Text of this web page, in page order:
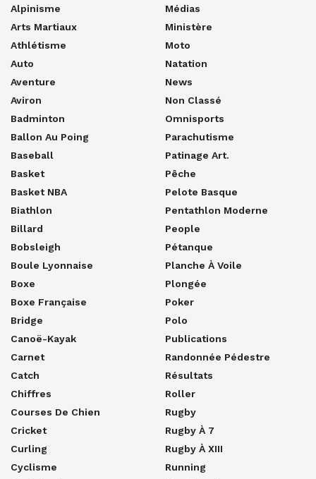
Alpinisme
Arts Martiaux
Athlétisme
Auto
Aventure
Aviron
Badminton
Ballon Au Poing
Baseball
Basket
Basket NBA
Biathlon
Billard
Bobsleigh
Boule Lyonnaise
Boxe
Boxe Française
Bridge
Canoë-Kayak
Carnet
Catch
Chiffres
Courses De Chien
Cricket
Curling
Cyclisme
Médias
Ministère
Moto
Natation
News
Non Classé
Omnisports
Parachutisme
Patinage Art.
Pêche
Pelote Basque
Pentathlon Moderne
People
Pétanque
Planche À Voile
Plongée
Poker
Polo
Publications
Randonnée Pédestre
Résultats
Roller
Rugby
Rugby À 7
Rugby À XIII
Running